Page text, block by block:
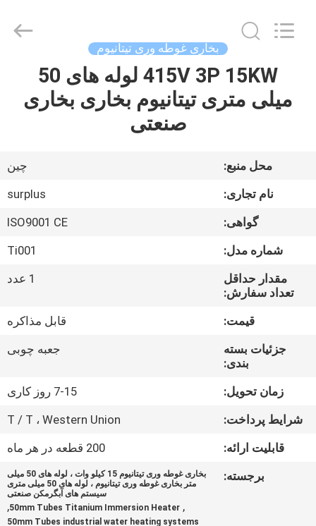
خونه
درباره
کارخانه
کنترل
تماس
بگیرید
Limited.
بخاری غوطه وری تیتانیوم
415V 3P 15KW لوله های 50
میلی متری تیتانیوم بخاری بخاری
صنعتی
محل منبع:
چین
نام تجاری:
surplus
گواهی:
ISO9001 CE
شماره مدل:
Ti001
مقدار حداقل
تعداد سفارش:
1 عدد
قیمت:
قابل مذاکره
جزئیات بسته
بندی:
جعبه چوبی
زمان تحویل:
7-15 روز کاری
شرایط پرداخت:
T / T ، Western Union
قابلیت ارائه:
200 قطعه در هر ماه
برجسته:
بخاری غوطه وری تیتانیوم 15 کیلو وات ، لوله های 50 میلی
متر بخاری غوطه وری تیتانیوم ، لوله های 50 میلی متری
سیستم های آبگرمکن صنعتی
,
50mm Tubes Titanium Immersion Heater
,
50mm Tubes industrial water heating systems